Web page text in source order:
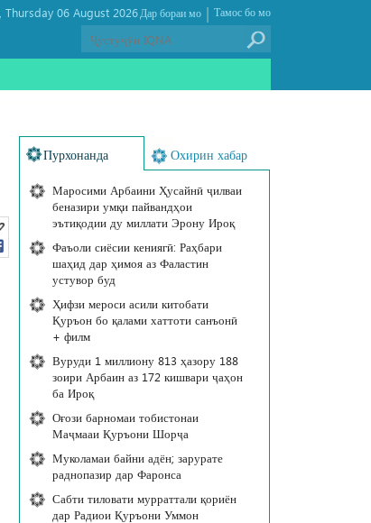
Thursday 06 August 2026 , Тамос бо мо
|
Дар бораи мо
Пурхонанда Охирин хабар
Маросими Арбаини Ҳусайнӣ ҷилваи
беназири умқи пайвандҳои
эътиқодии ду миллати Эрону Ироқ
Фаъоли сиёсии кениягӣ: Раҳбари
шаҳид дар ҳимоя аз Фаластин
устувор буд
Ҳифзи мероси асили китобати
Қуръон бо қалами хаттоти санъонӣ
+ филм
Вуруди 1 миллиону 813 ҳазору 188
зоири Арбаин аз 172 кишвари ҷаҳон
ба Ироқ
Оғози барномаи тобистонаи
Маҷмааи Қуръони Шорҷа
Муколамаи байни адён; зарурате
раднопазир дар Фаронса
Сабти тиловати мурраттали қориён
дар Радиои Қуръони Уммон